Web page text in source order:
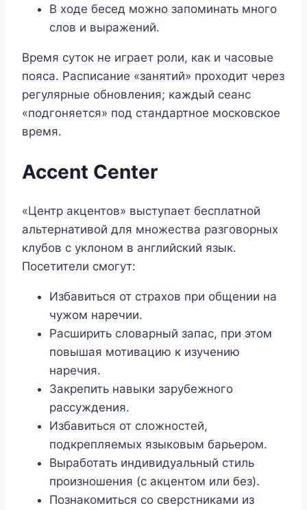
В ходе бесед можно запоминать много
слов и выражений.
Время суток не играет роли, как и часовые
пояса. Расписание «занятий» проходит через
регулярные обновления; каждый сеанс
«подгоняется» под стандартное московское
время.
Accent Center
«Центр акцентов» выступает бесплатной
альтернативой для множества разговорных
клубов с уклоном в английский язык.
Посетители смогут:
Избавиться от страхов при общении на
чужом наречии.
Расширить словарный запас, при этом
повышая мотивацию к изучению
наречия.
Закрепить навыки зарубежного
рассуждения.
Избавиться от сложностей,
подкрепляемых языковым барьером.
Выработать индивидуальный стиль
произношения (с акцентом или без).
Познакомиться со сверстниками из